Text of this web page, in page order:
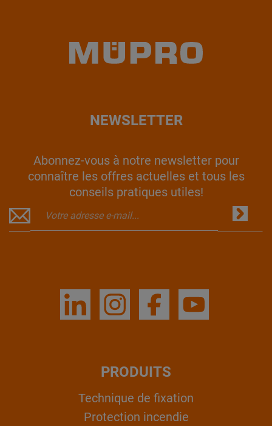
NEWSLETTER
Abonnez-vous à notre newsletter pour
connaître les offres actuelles et tous les
conseils pratiques utiles!
PRODUITS
Technique de fixation
Protection incendie